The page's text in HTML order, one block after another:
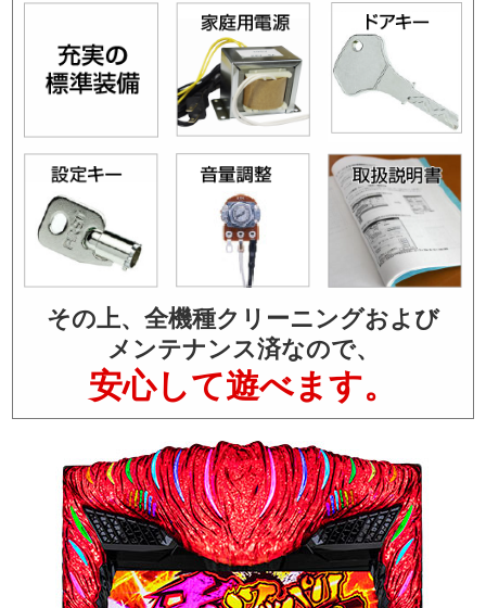
その上、全機種クリーニングおよび
メンテナンス済なので、
安心して遊べます。